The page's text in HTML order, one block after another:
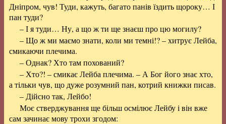
Дніпром, чув! Туди, кажуть, багато панів їздить щороку… І
пан туди?
– І я туди… Ну, а що ж ти ще знаєш про цю могилу?
– Що ж ми маємо знати, коли ми темні!? – хитрує Лейба,
смикаючи плечима.
– Однак? Хто там похований?
– Хто?! – смикає Лейба плечима. – А Бог його знає хто,
а тільки чув, що дуже розумний пан, котрий книжки писав.
– Дійсно так, Лейбо!
Моє стверджування ще більш осмілює Лейбу і він вже
сам зачинає мову трохи згодом: